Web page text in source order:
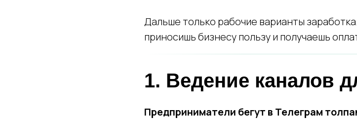
Дальше только рабочие варианты
приносишь бизнесу пользу и получаешь
1. Ведение каналов
Предприниматели бегут в Телеграм